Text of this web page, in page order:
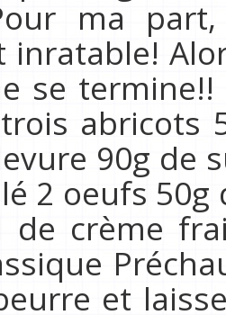
ma
se
abricots
90g de
2 oeufs
de crème
et